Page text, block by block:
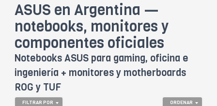
ASUS en Argentina —
notebooks, monitores y
componentes oficiales
Notebooks ASUS para gaming, oficina e
ingeniería + monitores y motherboards
ROG y TUF
ORDENAR
FILTRAR POR